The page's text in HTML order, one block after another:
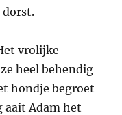
dorst.
vrolijke
heel behendig
hondje begroet
aait Adam het